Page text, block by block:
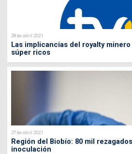
28 de abril 2021
Las implicancias del royalty
súper ricos
27 de abril 2021
Región del Biobío: 80 mil
inoculación